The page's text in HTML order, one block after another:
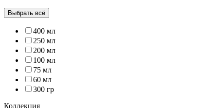
Выбрать всё
400 мл
250 мл
200 мл
100 мл
75 мл
60 мл
300 гр
Коллекция